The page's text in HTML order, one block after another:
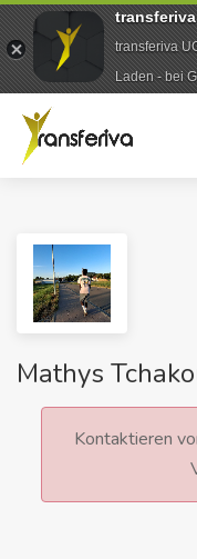
Mathys
Kontaktieren
transferiva
Laden - bei